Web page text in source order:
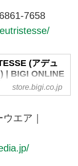
7658
(アデュ
| BIGI ONLINE
オンラインスト
TRISTESSE（ア
ャルサイトならで
え。新規会員登録
store.bigi.co.jp
エア｜